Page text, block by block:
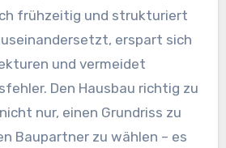
frühzeitig und strukturiert
erspart sich
und vermeidet
Den Hausbau richtig zu
nur, einen Grundriss zu
Baupartner zu wählen – es